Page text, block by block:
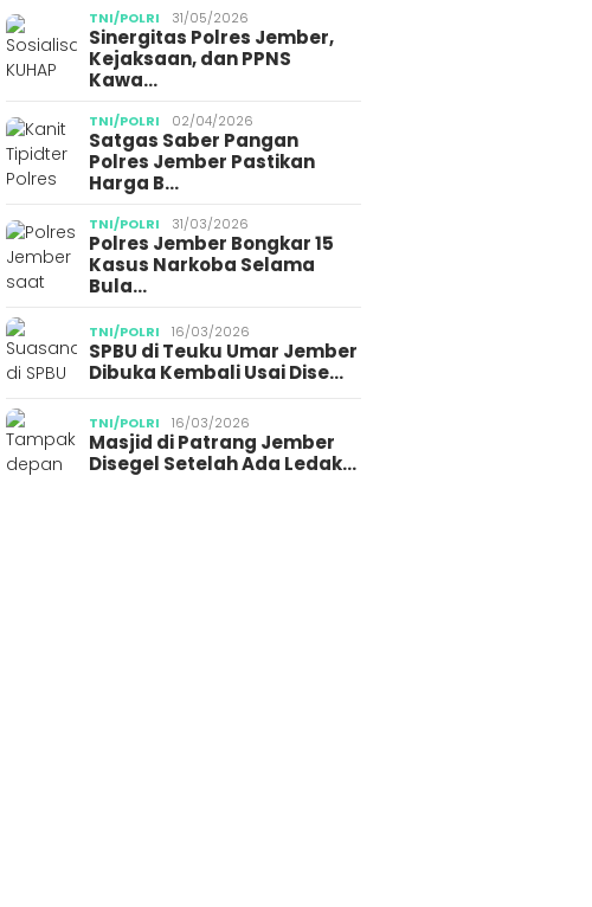
TNI/POLRI 31/05/2026
Sinergitas Polres Jember,
Kejaksaan, dan PPNS
Kawa…
TNI/POLRI 02/04/2026
Satgas Saber Pangan
Polres Jember Pastikan
Harga B…
TNI/POLRI 31/03/2026
Polres Jember Bongkar 15
Kasus Narkoba Selama
Bula…
TNI/POLRI 16/03/2026
SPBU di Teuku Umar Jember
Dibuka Kembali Usai Dise…
TNI/POLRI 16/03/2026
Masjid di Patrang Jember
Disegel Setelah Ada Ledak…